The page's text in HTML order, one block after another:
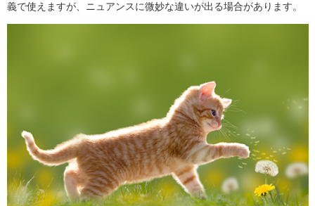
義で使えますが、ニュアンスに微妙な違いが出る場合があります。